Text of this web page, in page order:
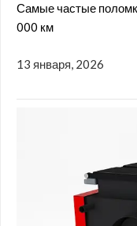
Самые частые
000 км
13 января, 2026